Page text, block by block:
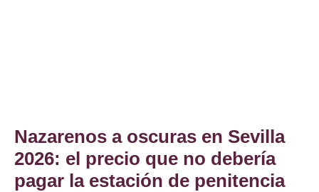
Nazarenos a oscuras en Sevilla
2026: el precio que no debería
pagar la estación de penitencia